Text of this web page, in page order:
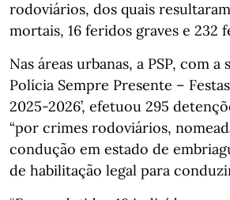
rodoviários, dos quais
mortais, 16 feridos graves e 232
Nas áreas urbanas, a PSP, com a
Polícia Sempre Presente –
2025-2026’, efetuou 295
“por crimes rodoviários,
condução em estado de
de habilitação legal para